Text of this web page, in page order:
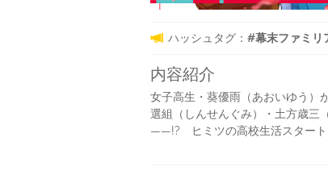
ハッシュタグ： #幕末ファミリ
内容紹介
女子高生・葵優雨（あおいゆう）
選組（しんせんぐみ）・土方歳三
――!? ヒミツの高校生活スター